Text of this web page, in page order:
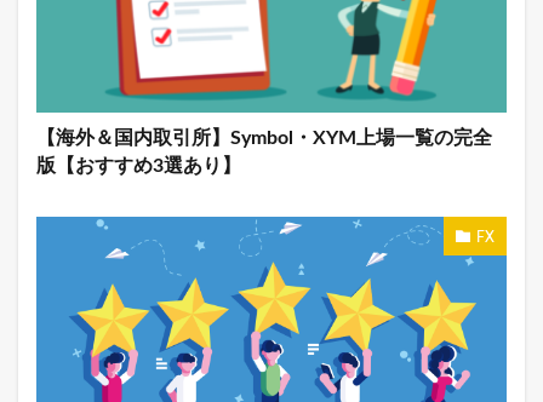
【海外＆国内取引所】Symbol・XYM上場一覧の完全
版【おすすめ3選あり】
FX